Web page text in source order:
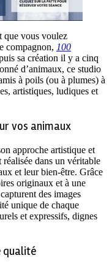
que vous voulez
compagnon, 100
sa création il y a cinq
d’animaux, ce studio
à poils (ou à plumes) à
artistiques, ludiques et
vos animaux
approche artistique et
dans un véritable
et leur bien-être. Grâce
originaux et à une
des images
unique de chaque
et expressifs, dignes
qualité